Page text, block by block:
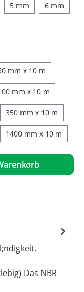
5 mm 6 mm
mm x 10 m
mm x 10 m
350 mm x 10 m
1400 mm x 10 m
Das NBR